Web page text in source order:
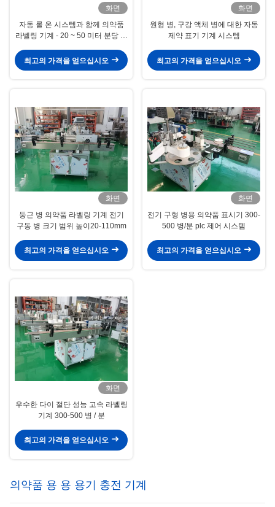
화면
자동 롤 온 시스템과 함께 의약품
라벨링 기계 - 20 ~ 50 미터 분당 라
최고의 가격을 얻으십시오
화면
원형 병, 구강 액체 병에 대한 자동
제약 표기 기계 시스템
최고의 가격을 얻으십시오
화면
둥근 병 의약품 라벨링 기계 전기
구동 병 크기 범위 높이20-110mm
최고의 가격을 얻으십시오
화면
전기 구형 병용 의약품 표시기 300-
500 병/분 plc 제어 시스템
최고의 가격을 얻으십시오
화면
우수한 다이 절단 성능 고속 라벨링
기계 300-500 병 / 분
최고의 가격을 얻으십시오
의약품 용 용 용기 충전 기계